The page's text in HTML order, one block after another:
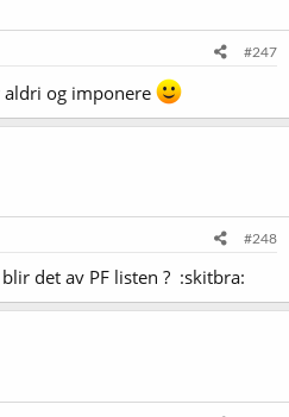
#247
og imponere
#248
det av PF listen ? :skitbra: